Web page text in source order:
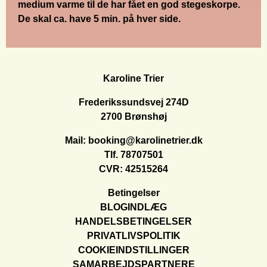
medium varme til de har fået en god stegeskorpe.
De skal ca. have 5 min. på hver side.
Karoline Trier
Frederikssundsvej 274D
2700 Brønshøj
Mail: booking@karolinetrier.dk
Tlf. 78707501
CVR: 42515264
Betingelser
BLOGINDLÆG
HANDELSBETINGELSER
PRIVATLIVSPOLITIK
COOKIEINDSTILLINGER
SAMARBEJDSPARTNERE